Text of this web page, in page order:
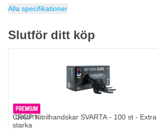
Coverage Area Min
EAN 6095703929905
Förpackning
Innehåll
Kategori
Alla specifikationer
Slutför ditt köp
Lägg till i kundvagn
CROP Nitrilhandskar SVARTA - 100 st - Extra
starka